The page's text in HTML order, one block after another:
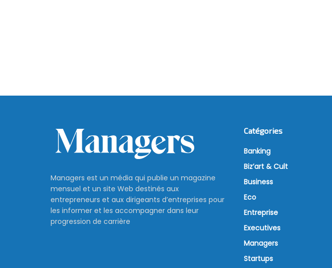
Managers est un média qui publie un magazine
mensuel et un site Web destinés aux
entrepreneurs et aux dirigeants d’entreprises pour
les informer et les accompagner dans leur
progression de carrière
Catégories
Banking
Biz’art & Cult
Business
Eco
Entreprise
Executives
Managers
Startups